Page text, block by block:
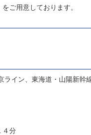
ご用意しております。
ライン、東海道・山陽新
４分